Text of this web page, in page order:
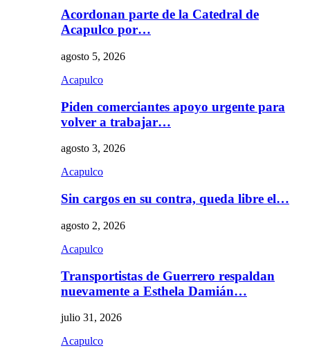
Acordonan parte de la Catedral de
Acapulco por…
agosto 5, 2026
Acapulco
Piden comerciantes apoyo urgente para
volver a trabajar…
agosto 3, 2026
Acapulco
Sin cargos en su contra, queda libre el…
agosto 2, 2026
Acapulco
Transportistas de Guerrero respaldan
nuevamente a Esthela Damián…
julio 31, 2026
Acapulco